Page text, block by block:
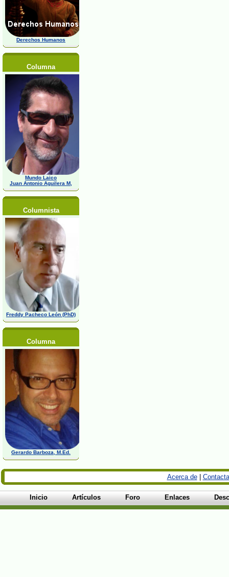
Derechos Humanos
Columna
Mundo Laico
Juan Antonio Aguilera M,
Columnista
Freddy Pacheco León (PhD)
Columna
Gerardo Barboza, M.Ed.
Acerca de|
Inicio Artículos Foro Enlaces